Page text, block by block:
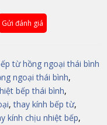
Gửi đánh giá
từ hồng ngoại thái bình
ngoại thái bình,
bếp thái bình,
, thay kính bếp từ,
kính chịu nhiệt bếp,